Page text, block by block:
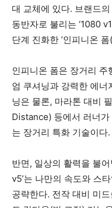
대 교체에 있다. 브랜드
동반자로 불리는 ‘1080
단계 진화한 ‘인피니온
인피니온 폼은 장거리 주
엄 쿠셔닝과 강력한 에너
닝은 물론, 마라톤 대비
Distance) 등에서 러너
는 장거리 특화 기술이다.
반면, 일상의 활력을 불
v5’는 나만의 속도와 스
공략한다. 전작 대비 미